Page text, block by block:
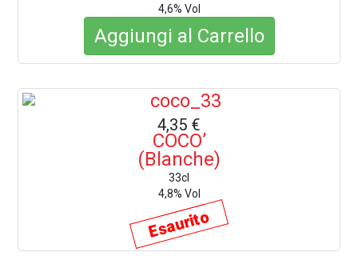
4,6% Vol
Aggiungi al Carrello
4,35 €
COCO’
(Blanche)
33cl
4,8% Vol
Esaurito